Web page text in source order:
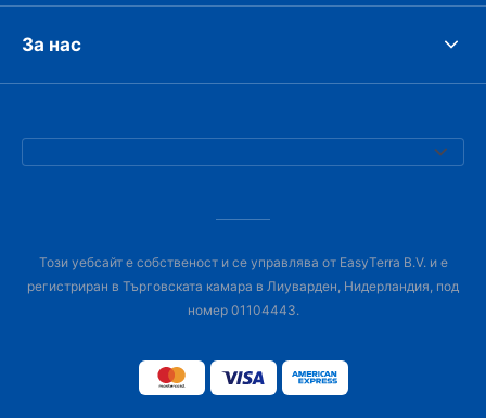
За нас
Този уебсайт е собственост и се управлява от EasyTerra B.V. и е
регистриран в Търговската камара в Лиуварден, Нидерландия, под
номер 01104443.